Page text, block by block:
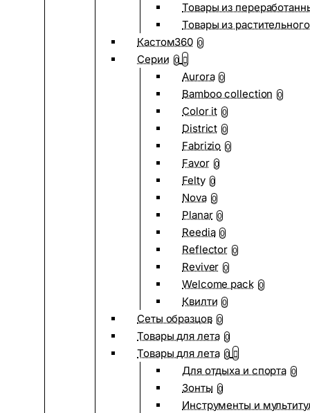
Товары из
Товары из
Кастом360 0
Серии 0
Aurora 0
Bamboo collection 0
Color it 0
District 0
Fabrizio 0
Favor 0
Felty 0
Nova 0
Planar 0
Reedia 0
Reflector 0
Reviver 0
Welcome pack 0
Квилти 0
Сеты образцов 0
Товары для лета 0
Товары для лета 0
Для отдыха и спорта 0
Зонты 0
Инструменты и